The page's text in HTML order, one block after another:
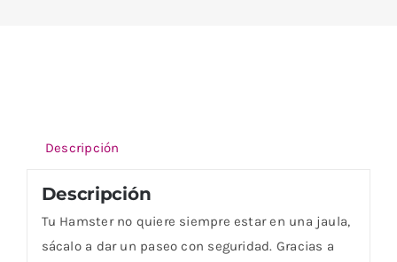
Descripción
Descripción
Tu Hamster no quiere siempre estar en una jaula,
sácalo a dar un paseo con seguridad. Gracias a